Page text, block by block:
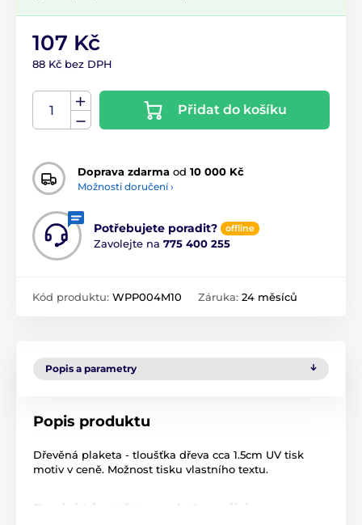
107 Kč
88 Kč bez DPH
Přidat do košíku
Doprava zdarma od 10 000 Kč
Možnosti doručení ›
Potřebujete poradit? offline
Zavolejte na 775 400 255
Kód produktu: WPP004M10 Záruka: 24 měsíců
Popis a parametry
Popis produktu
Dřevěná plaketa - tloušťka dřeva cca 1.5cm UV tisk
motiv v ceně. Možnost tisku vlastního textu.
Produkt je zařazen v kategoriích